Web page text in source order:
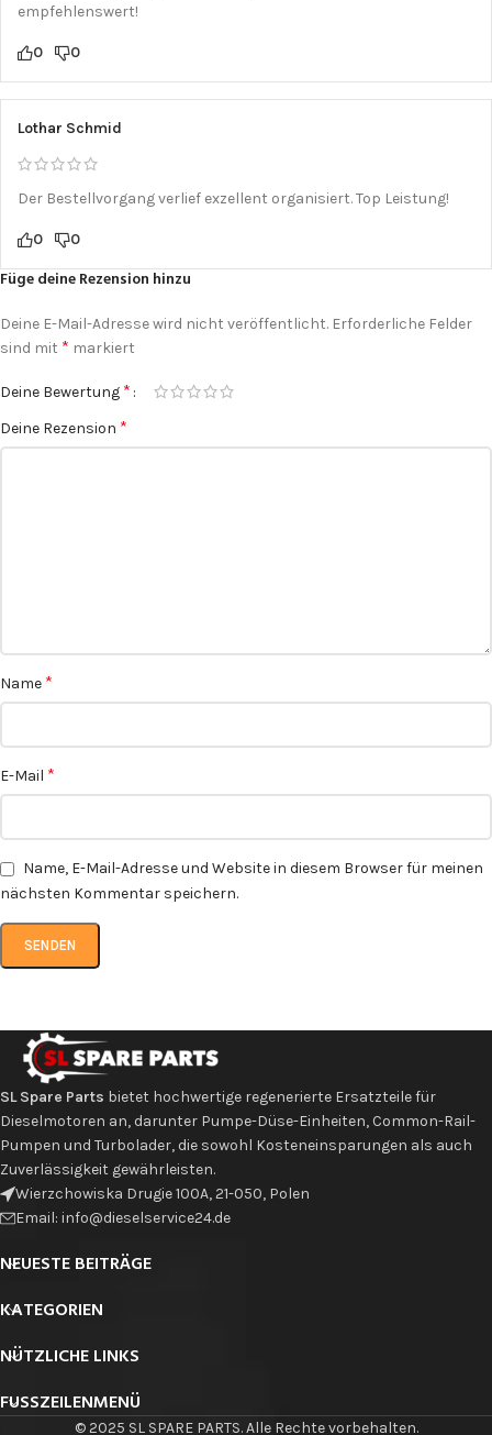
empfehlenswert!
0 0
Lothar Schmid
Der Bestellvorgang verlief exzellent organisiert. Top Leistung!
0 0
Füge deine Rezension hinzu
Deine E-Mail-Adresse wird nicht veröffentlicht. Erforderliche Felder
sind mit * markiert
Deine Bewertung *
Deine Rezension *
Name *
E-Mail *
Name, E-Mail-Adresse und Website in diesem Browser für meinen
nächsten Kommentar speichern.
SL Spare Parts bietet hochwertige regenerierte Ersatzteile für
Dieselmotoren an, darunter Pumpe-Düse-Einheiten, Common-Rail-
Pumpen und Turbolader, die sowohl Kosteneinsparungen als auch
Zuverlässigkeit gewährleisten.
Wierzchowiska Drugie 100A, 21-050, Polen
Email: info@dieselservice24.de
NEUESTE BEITRÄGE
KATEGORIEN
NÜTZLICHE LINKS
FUSSZEILENMENÜ
© 2025 SL SPARE PARTS. Alle Rechte vorbehalten.